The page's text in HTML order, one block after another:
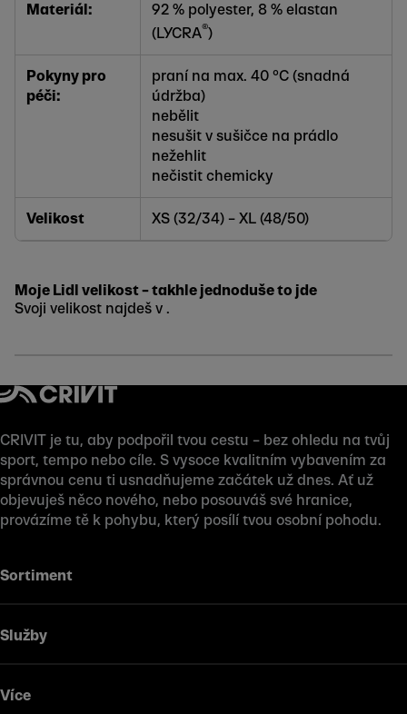
Materiál:
92 % polyester, 8 % elastan
(LYCRA®)
Pokyny pro
péči:
praní na max. 40 °C (snadná
údržba)
nebělit
nesušit v sušičce na prádlo
nežehlit
nečistit chemicky
Velikost XS (32/34) – XL (48/50)
Moje Lidl velikost – takhle jednoduše to jde
Svoji velikost najdeš v .
CRIVIT je tu, aby podpořil tvou cestu – bez ohledu na tvůj
sport, tempo nebo cíle. S vysoce kvalitním vybavením za
správnou cenu ti usnadňujeme začátek už dnes. Ať už
objevuješ něco nového, nebo posouváš své hranice,
provázíme tě k pohybu, který posílí tvou osobní pohodu.
Sortiment
Služby
Více